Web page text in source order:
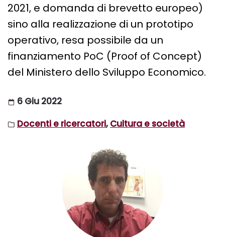
2021, e domanda di brevetto europeo)
sino alla realizzazione di un prototipo
operativo, resa possibile da un
finanziamento PoC (Proof of Concept)
del Ministero dello Sviluppo Economico.
6 Giu 2022
Docenti e ricercatori, Cultura e società